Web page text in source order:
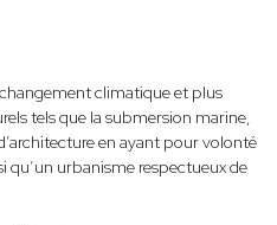
climatique et plus
tels que la submersion marine,
en ayant pour volonté
qu’un urbanisme respectueux de